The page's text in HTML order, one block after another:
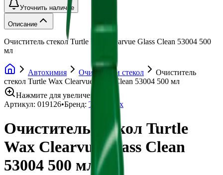
Уточнить наличие
Описание
Очиститель стекол Turtle Wax Clearvue Glass Clean 53004 500
мл
Автохимия Очистители стекол
Очиститель
стекол Turtle Wax Clearvue Glass Clean 53004 500 мл
Нажмите для увеличения
Артикул: 019126•Бренд: Turtle Wax
Очиститель стекол Turtle
Wax Clearvue Glass Clean
53004 500 мл